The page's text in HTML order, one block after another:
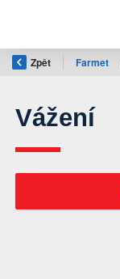
Zpět Farmet
Vážení